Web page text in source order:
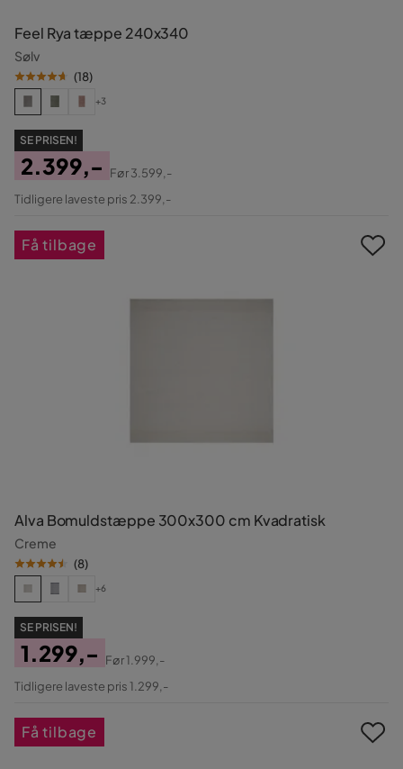
Feel Rya tæppe 240x340
Sølv
(18)
+3
SE PRISEN!
Pris
2.399,-
Original
Før3.599,-
Tidligere laveste pris 2.399,-
Alva Bomuldstæppe 300x300 cm Kvadratisk
Creme
(8)
+6
SE PRISEN!
Pris
1.299,-
Original
Før1.999,-
Tidligere laveste pris 1.299,-
Få tilbage
Få tilbage